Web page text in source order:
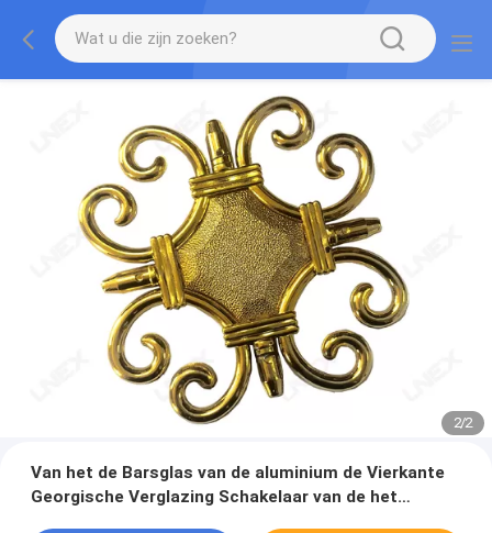
2/2
Van het de Barsglas van de aluminium de Vierkante
Georgische Verglazing Schakelaar van de het